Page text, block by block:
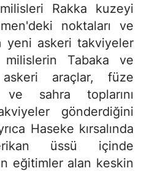
Rakka kuzeyi
noktaları ve
yeni askeri takviyeler
Tabaka ve
askeri araçlar, füze
ve sahra toplarını
gönderdiğini
Haseke kırsalında
üssü içinde
eğitimler alan keskin